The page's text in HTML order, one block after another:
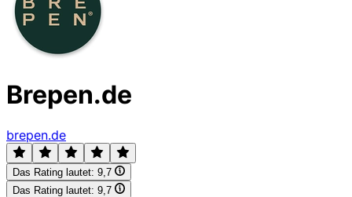
Brepen.de
brepen.de
Das Rating lautet: 9,7
Das Rating lautet: 9,7